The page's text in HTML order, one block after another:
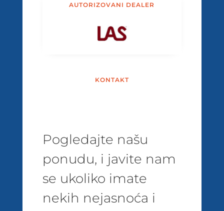
AUTORIZOVANI DEALER
KONTAKT
Pogledajte našu
ponudu, i javite nam
se ukoliko imate
nekih nejasnoća i